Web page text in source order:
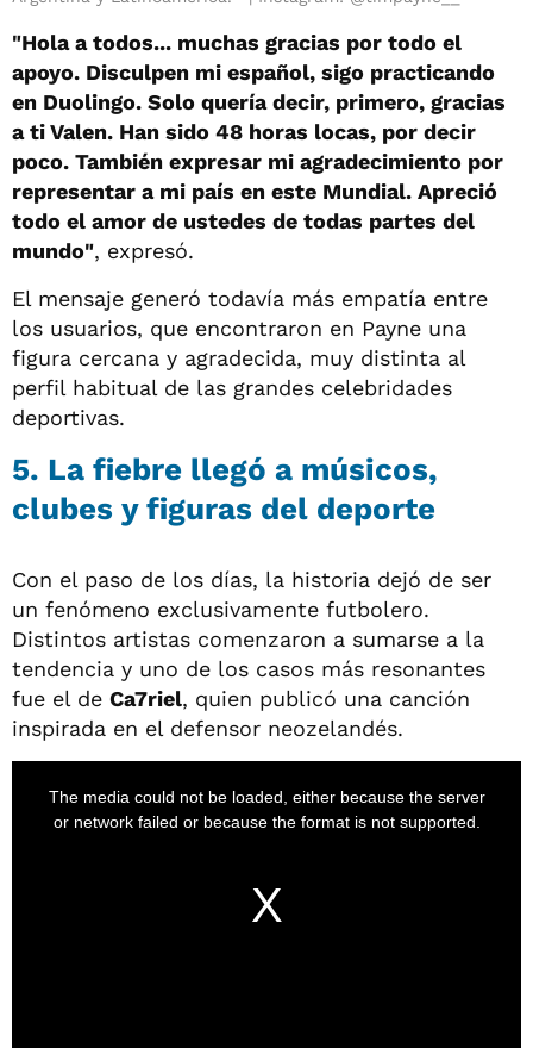
"Hola a todos... muchas gracias por todo el
apoyo. Disculpen mi español, sigo practicando
en Duolingo. Solo quería decir, primero, gracias
a ti Valen. Han sido 48 horas locas, por decir
poco. También expresar mi agradecimiento por
representar a mi país en este Mundial. Apreció
todo el amor de ustedes de todas partes del
mundo", expresó.
El mensaje generó todavía más empatía entre
los usuarios, que encontraron en Payne una
figura cercana y agradecida, muy distinta al
perfil habitual de las grandes celebridades
deportivas.
5. La fiebre llegó a músicos,
clubes y figuras del deporte
Con el paso de los días, la historia dejó de ser
un fenómeno exclusivamente futbolero.
Distintos artistas comenzaron a sumarse a la
tendencia y uno de los casos más resonantes
fue el de Ca7riel, quien publicó una canción
inspirada en el defensor neozelandés.